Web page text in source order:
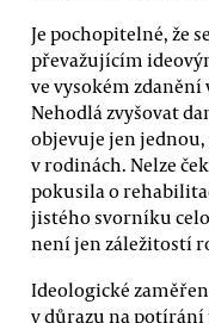
Je pochopitelné, že
převažujícím
ve vysokém
Nehodlá zvyšovat
objevuje jen
v rodinách. Nelze
pokusila o
jistého svorníku
není jen záležitostí
Ideologické
v důrazu na